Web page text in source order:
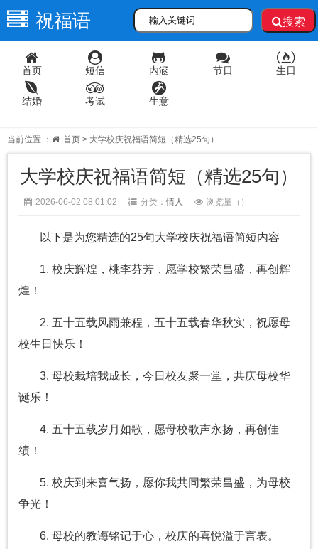
祝福语 搜索
首页 短信 内涵 节日 生日
结婚 考试 生意
当前位置 ： 首页 > 大学校庆祝福语简短（精选25句）
大学校庆祝福语简短（精选25句）
2026-06-02 08:01:02 分类： 情人 浏览量（ ）
以下是为您精选的25句大学校庆祝福语简短内容
1. 校庆辉煌，桃李芬芳，愿学校繁荣昌盛，再创辉
煌！
2. 五十五载风雨兼程，五十五载春华秋实，祝愿母
校生日快乐！
3. 母校栽培我成长，今日校友聚一堂，共庆母校华
诞乐！
4. 五十五载岁月如歌，愿母校歌声永扬，再创佳
绩！
5. 校庆到来喜气扬，愿你我共同繁荣昌盛，为母校
争光！
6. 母校的教诲铭记于心，校庆的喜悦溢于言表。